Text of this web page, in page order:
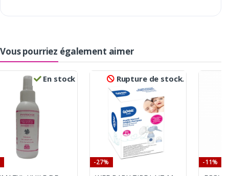
Vous pourriez également aimer
En stock Rupture de stock.
-27% -11%